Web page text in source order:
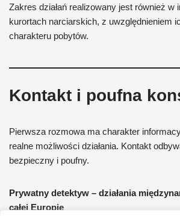
Zakres działań realizowany jest również w
kurortach narciarskich, z uwzględnieniem
charakteru pobytów.
Kontakt i poufna
Pierwsza rozmowa ma charakter
realne możliwości działania. Kontakt
bezpieczny i poufny.
Prywatny detektyw – działania
całej Europie